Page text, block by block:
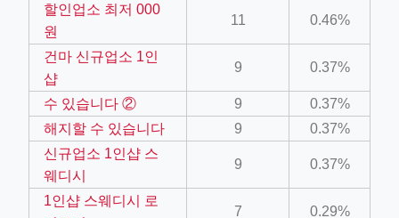
crew-neck-navy-blue/
할인업소 최저 000
원
11 0.46%
건마 신규업소 1인
샵
9 0.37%
수 있습니다 ② 9
0.37%
해지할 수 있습니다
9
0.37%
신규업소 1인샵 스
웨디시
9 0.37%
1인샵 스웨디시 로
7 0.29%